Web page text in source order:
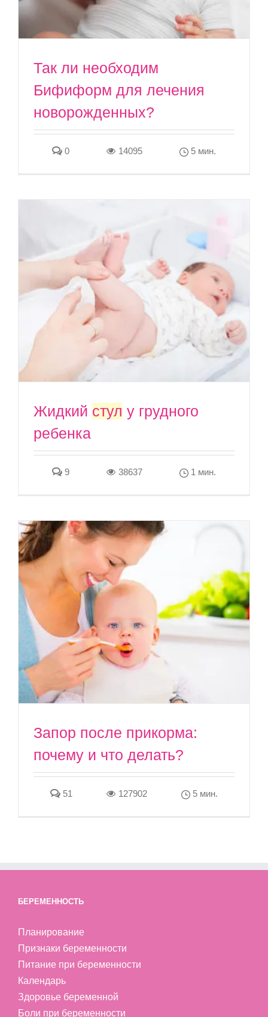
Так ли необходим
Бифиформ для лечения
новорожденных?
0 14095 5 мин.
Жидкий стул у грудного
ребенка
9 38637 1 мин.
Запор после прикорма:
почему и что делать?
51 127902 5 мин.
БЕРЕМЕННОСТЬ
Планирование
Признаки беременности
Питание при беременности
Календарь
Здоровье беременной
Боли при беременности